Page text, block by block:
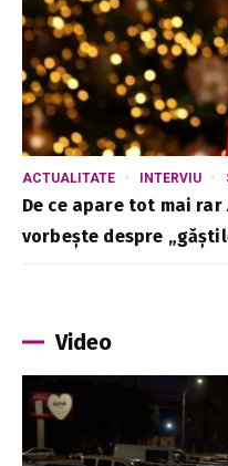
ACTUALITATE INTERVIU
De ce apare tot mai
vorbește despre
Video